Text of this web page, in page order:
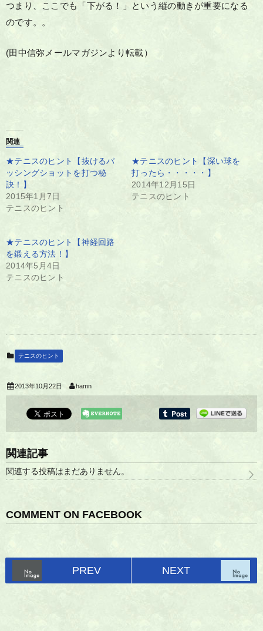
つまり、ここでも「下がる！」という縦の動きが重要になる
のです。。
(田中信弥メールマガジンより転載）
関連
★テニスのヒント【抜けるパ
ッシングショットを打つ秘
訣！】
2015年1月7日
テニスのヒント
★テニスのヒント【深い球を
打ったら・・・・・】
2014年12月15日
テニスのヒント
★テニスのヒント【神経回路
を鍛える方法！】
2014年5月4日
テニスのヒント
テニスのヒント
2013年10月22日 hamn
関連記事
関連する投稿はまだありません。
COMMENT ON FACEBOOK
PREV NEXT